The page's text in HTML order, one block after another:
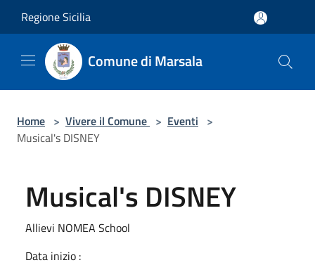
Regione Sicilia
Comune di Marsala
Home > Vivere il Comune > Eventi >
Musical's DISNEY
Musical's DISNEY
Allievi NOMEA School
Data inizio :